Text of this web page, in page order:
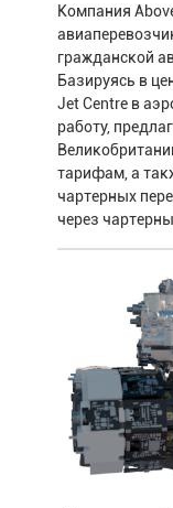
Компания
гражданской
Базируясь в
Jet Centre в
работу,
тарифам, а
чартерных
через